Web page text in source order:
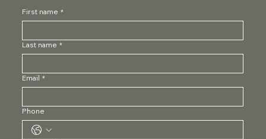
First name *
Last name *
Email *
Phone